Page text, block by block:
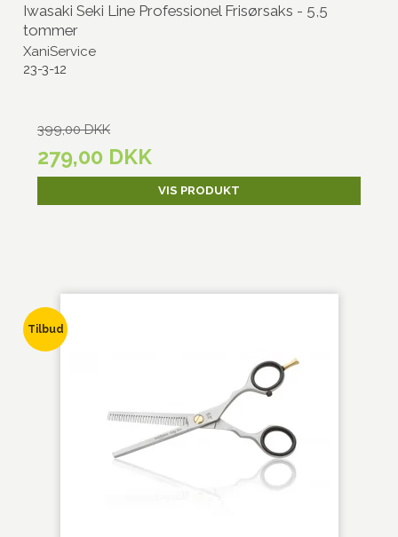
Iwasaki Seki Line Professionel Frisørsaks - 5,5
tommer
XaniService
23-3-12
399,00 DKK
279,00 DKK
VIS PRODUKT
Tilbud